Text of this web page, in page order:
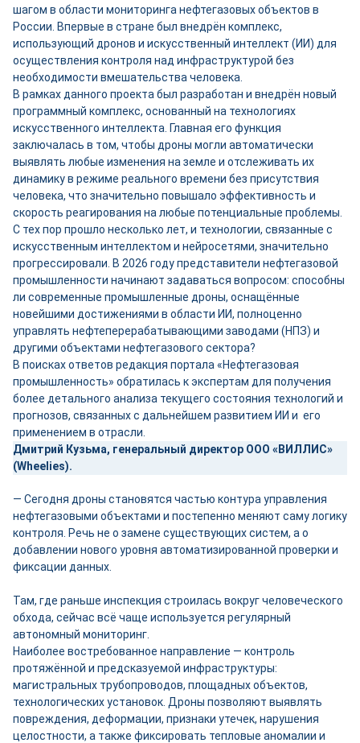
шагом в области мониторинга нефтегазовых объектов в
России. Впервые в стране был внедрён комплекс,
использующий дронов и искусственный интеллект (ИИ) для
осуществления контроля над инфраструктурой без
необходимости вмешательства человека.
В рамках данного проекта был разработан и внедрён новый
программный комплекс, основанный на технологиях
искусственного интеллекта. Главная его функция
заключалась в том, чтобы дроны могли автоматически
выявлять любые изменения на земле и отслеживать их
динамику в режиме реального времени без присутствия
человека, что значительно повышало эффективность и
скорость реагирования на любые потенциальные проблемы.
С тех пор прошло несколько лет, и технологии, связанные с
искусственным интеллектом и нейросетями, значительно
прогрессировали. В 2026 году представители нефтегазовой
промышленности начинают задаваться вопросом: способны
ли современные промышленные дроны, оснащённые
новейшими достижениями в области ИИ, полноценно
управлять нефтеперерабатывающими заводами (НПЗ) и
другими объектами нефтегазового сектора?
В поисках ответов редакция портала «Нефтегазовая
промышленность» обратилась к экспертам для получения
более детального анализа текущего состояния технологий и
прогнозов, связанных с дальнейшем развитием ИИ и его
применением в отрасли.
Дмитрий Кузьма, генеральный директор ООО «ВИЛЛИС»
(Wheelies).
— Сегодня дроны становятся частью контура управления
нефтегазовыми объектами и постепенно меняют саму логику
контроля. Речь не о замене существующих систем, а о
добавлении нового уровня автоматизированной проверки и
фиксации данных.
Там, где раньше инспекция строилась вокруг человеческого
обхода, сейчас всё чаще используется регулярный
автономный мониторинг.
Наиболее востребованное направление — контроль
протяжённой и предсказуемой инфраструктуры:
магистральных трубопроводов, площадных объектов,
технологических установок. Дроны позволяют выявлять
повреждения, деформации, признаки утечек, нарушения
целостности, а также фиксировать тепловые аномалии и